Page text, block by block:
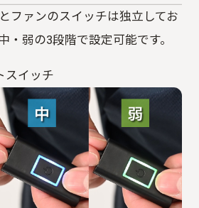
ファンのスイッチは独立してお
・弱の3段階で設定可能です。
スイッチ